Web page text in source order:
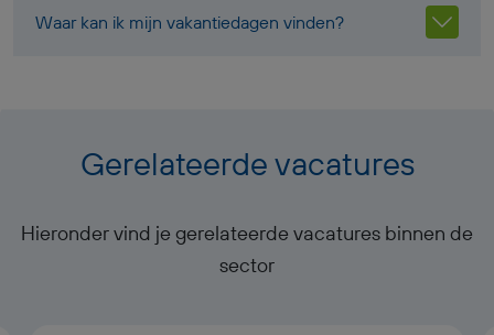
Waar kan ik mijn vakantiedagen vinden?
Gerelateerde vacatures
Hieronder vind je gerelateerde vacatures binnen de
sector